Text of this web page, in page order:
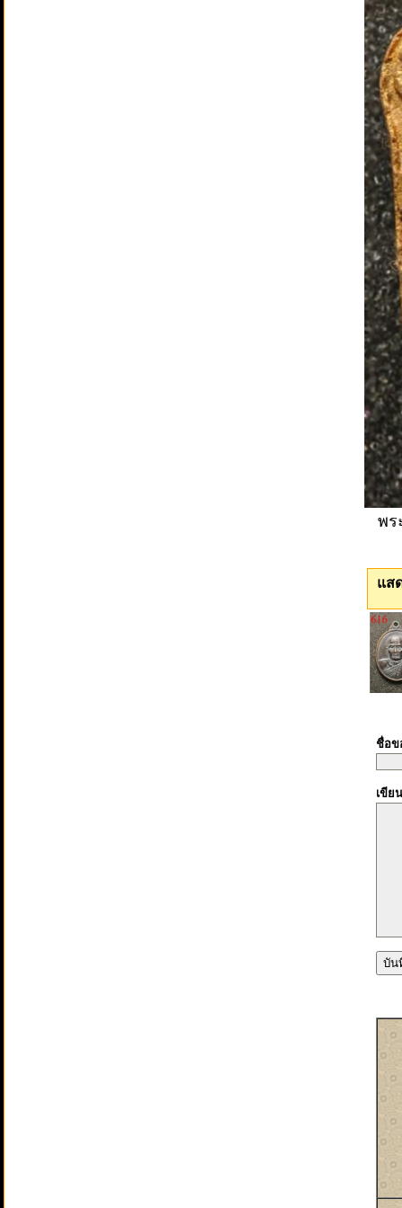
พร
แส
ชื่อ
เขีย